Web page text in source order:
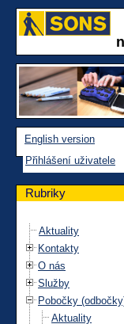
English version
Přihlášení uživatele
Rubriky
Aktuality
Kontakty
O nás
Služby
Pobočky
Aktuality